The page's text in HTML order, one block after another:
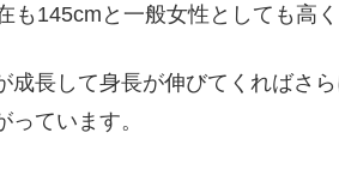
145cmと一般女性としても高く
成長して身長が伸びてくればさ
ています。